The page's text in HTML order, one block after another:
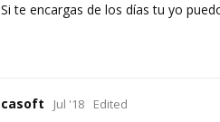
Si te encargas de los días tu yo
casoft Jul '18 Edited